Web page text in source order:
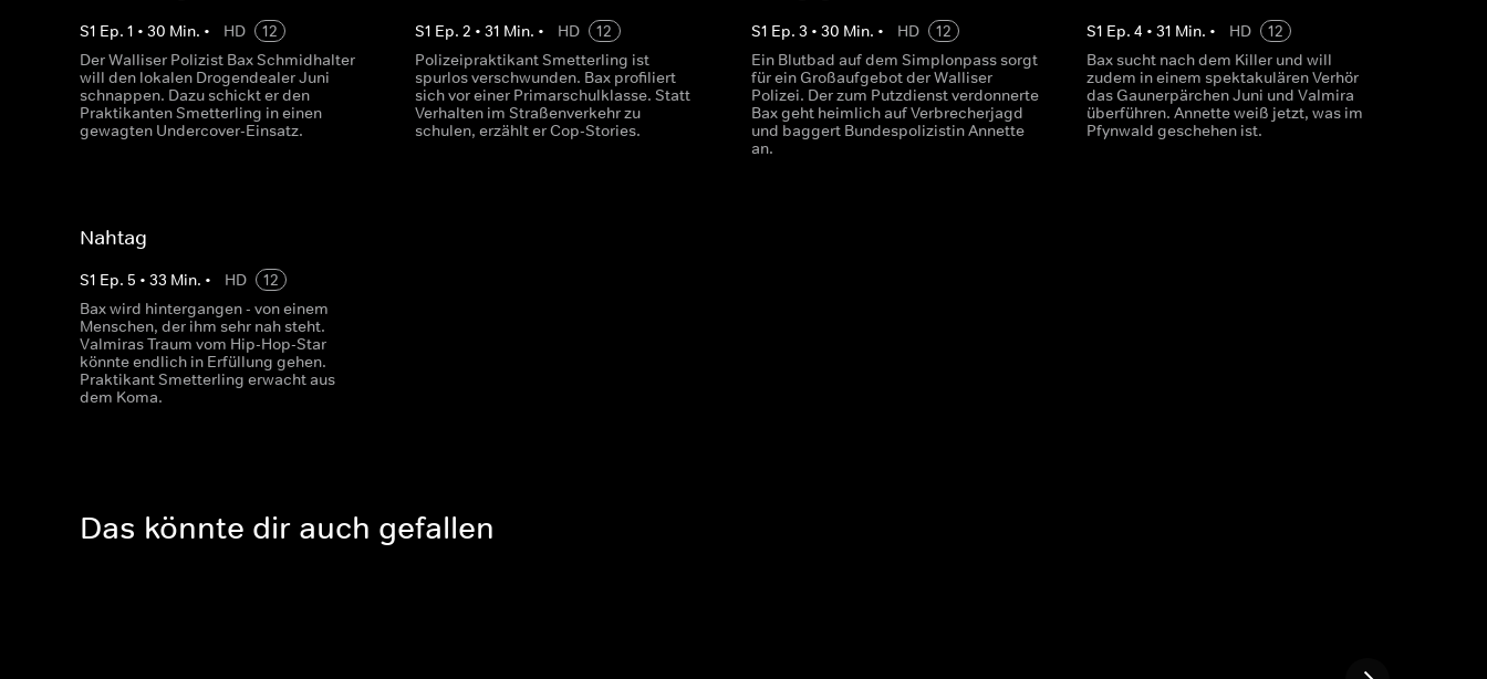
S1 Ep. 1 • 30 Min. • HD
12
Der Walliser Polizist Bax Schmidhalter
will den lokalen Drogendealer Juni
schnappen. Dazu schickt er den
Praktikanten Smetterling in einen
gewagten Undercover-Einsatz.
S1 Ep.2 •31 Min. • HD
12
Polizeipraktikant Smetterling ist
spurlos verschwunden. Bax profiliert
sich vor einer Primarschulklasse. Statt
Verhalten im Straßenverkehr zu
schulen, erzählt er Cop-Stories.
S1 Ep. 3 • 30 Min. • HD
12
Ein Blutbad auf dem Simplonpass sorgt
für ein Großaufgebot der Walliser
Polizei. Der zum Putzdienst verdonnerte
Bax geht heimlich auf Verbrecherjagd
und baggert Bundespolizistin Annette
an.
S1 Ep. 4 • 31 Min. • HD
12
Bax sucht nach dem Killer und will
zudem in einem spektakulären Verhör
das Gaunerpärchen Juni und Valmira
überführen. Annette weiß jetzt, was im
Pfynwald geschehen ist.
Nahtag
S1 Ep. 5 • 33 Min. • HD
12
Bax wird hintergangen - von einem
Menschen, der ihm sehr nah steht.
Valmiras Traum vom Hip-Hop-Star
könnte endlich in Erfüllung gehen.
Praktikant Smetterling erwacht aus
dem Koma.
Das könnte dir auch gefallen